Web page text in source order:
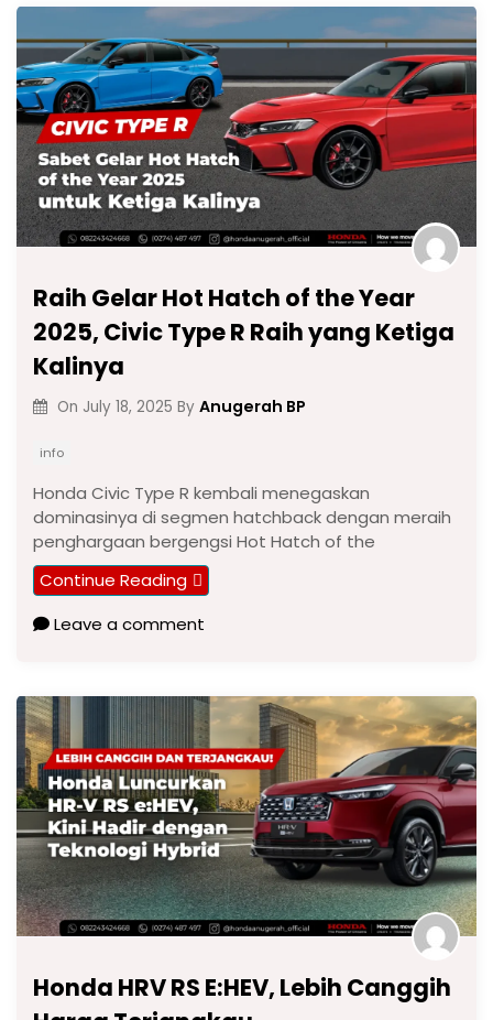
Raih Gelar Hot Hatch of the Year
2025, Civic Type R Raih yang Ketiga
Kalinya
On July 18, 2025 By Anugerah BP
info
Honda Civic Type R kembali menegaskan
dominasinya di segmen hatchback dengan meraih
penghargaan bergengsi Hot Hatch of the
Continue Reading
Leave a comment
Honda HRV RS E:HEV, Lebih Canggih